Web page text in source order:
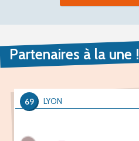
Partenaires à la une !
LYON
69